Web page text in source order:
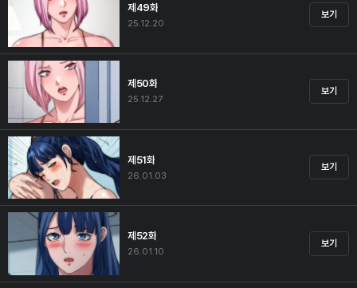
제49화
25.12.20
보기
제50화
25.12.27
보기
제51화
26.01.03
보기
제52화
26.01.10
보기